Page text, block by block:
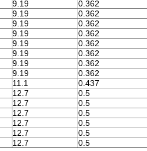
9.19 0.362
9.19 0.362
9.19 0.362
9.19 0.362
9.19 0.362
9.19 0.362
9.19 0.362
9.19 0.362
11.1 0.437
12.7 0.5
12.7 0.5
12.7 0.5
12.7 0.5
12.7 0.5
12.7 0.5